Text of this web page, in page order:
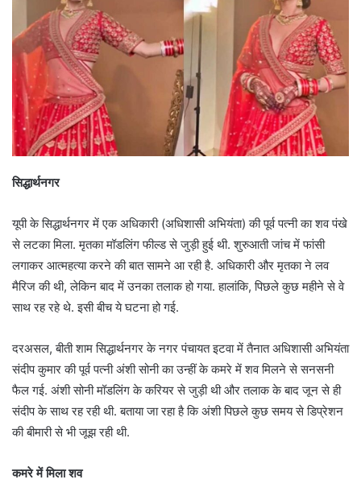
सिद्धार्थनगर
यूपी के सिद्धार्थनगर में एक अधिकारी (अधिशासी अभियंता) की पूर्व पत्नी का शव पंखे
से लटका मिला. मृतका मॉडलिंग फील्ड से जुड़ी हुई थी. शुरुआती जांच में फांसी
लगाकर आत्महत्या करने की बात सामने आ रही है. अधिकारी और मृतका ने लव
मैरिज की थी, लेकिन बाद में उनका तलाक हो गया. हालांकि, पिछले कुछ महीने से वे
साथ रह रहे थे. इसी बीच ये घटना हो गई.
दरअसल, बीती शाम सिद्धार्थनगर के नगर पंचायत इटवा में तैनात अधिशासी अभियंता
संदीप कुमार की पूर्व पत्नी अंशी सोनी का उन्हीं के कमरे में शव मिलने से सनसनी
फैल गई. अंशी सोनी मॉडलिंग के करियर से जुड़ी थी और तलाक के बाद जून से ही
संदीप के साथ रह रही थी. बताया जा रहा है कि अंशी पिछले कुछ समय से डिप्रेशन
की बीमारी से भी जूझ रही थी.
कमरे में मिला शव